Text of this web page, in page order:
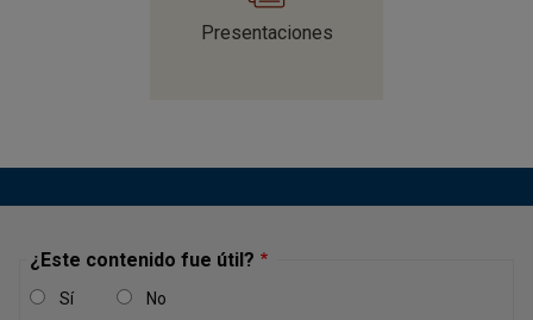
establecimientos de crédito. Además, los fondos de
inversión colectiva alcanzaron máximos históricos en
activos y aumentaron sus niveles de liquidez.
Presentaciones
¿Este contenido fue útil?
Sí No